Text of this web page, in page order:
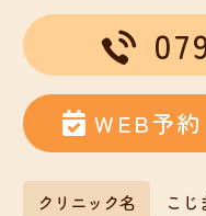
WEB予約
クリニック名 こじ